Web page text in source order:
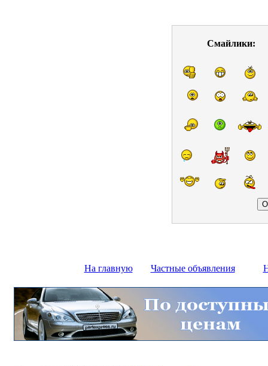
Смайлики:
На главную Частные объявления